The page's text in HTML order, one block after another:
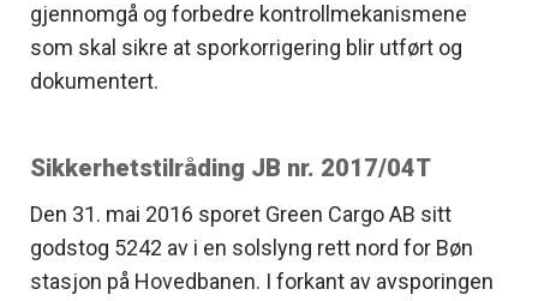
gjennomgå og forbedre kontrollmekanismene
som skal sikre at sporkorrigering blir utført og
dokumentert.
Sikkerhetstilråding JB nr. 2017/04T
Den 31. mai 2016 sporet Green Cargo AB sitt
godstog 5242 av i en solslyng rett nord for Bøn
stasjon på Hovedbanen. I forkant av avsporingen